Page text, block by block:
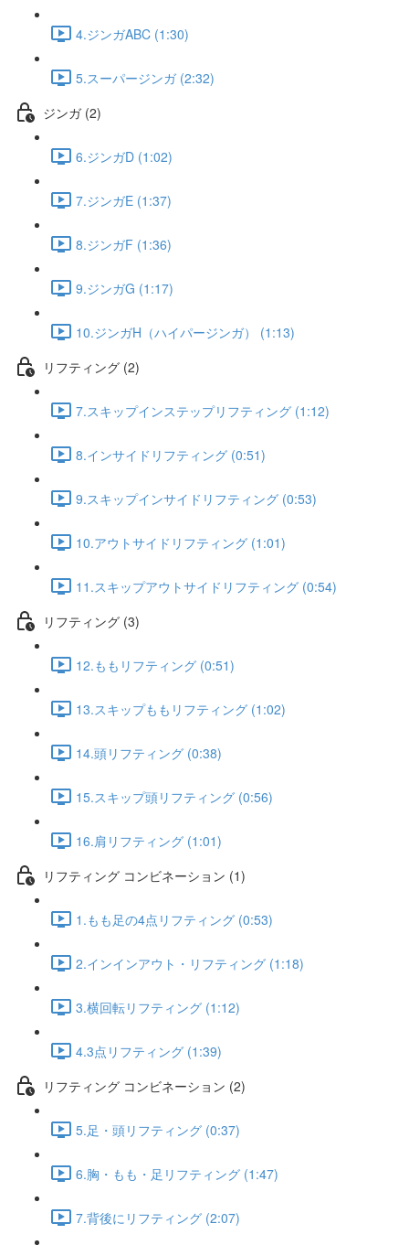
4.ジンガABC (1:30)
5.スーパージンガ (2:32)
ジンガ (2)
6.ジンガD (1:02)
7.ジンガE (1:37)
8.ジンガF (1:36)
9.ジンガG (1:17)
10.ジンガH（ハイパージンガ） (1:13)
リフティング (2)
7.スキップインステップリフティング (1:12)
8.インサイドリフティング (0:51)
9.スキップインサイドリフティング (0:53)
10.アウトサイドリフティング (1:01)
11.スキップアウトサイドリフティング (0:54)
リフティング (3)
12.ももリフティング (0:51)
13.スキップももリフティング (1:02)
14.頭リフティング (0:38)
15.スキップ頭リフティング (0:56)
16.肩リフティング (1:01)
リフティング コンビネーション (1)
1.もも足の4点リフティング (0:53)
2.インインアウト・リフティング (1:18)
3.横回転リフティング (1:12)
4.3点リフティング (1:39)
リフティング コンビネーション (2)
5.足・頭リフティング (0:37)
6.胸・もも・足リフティング (1:47)
7.背後にリフティング (2:07)